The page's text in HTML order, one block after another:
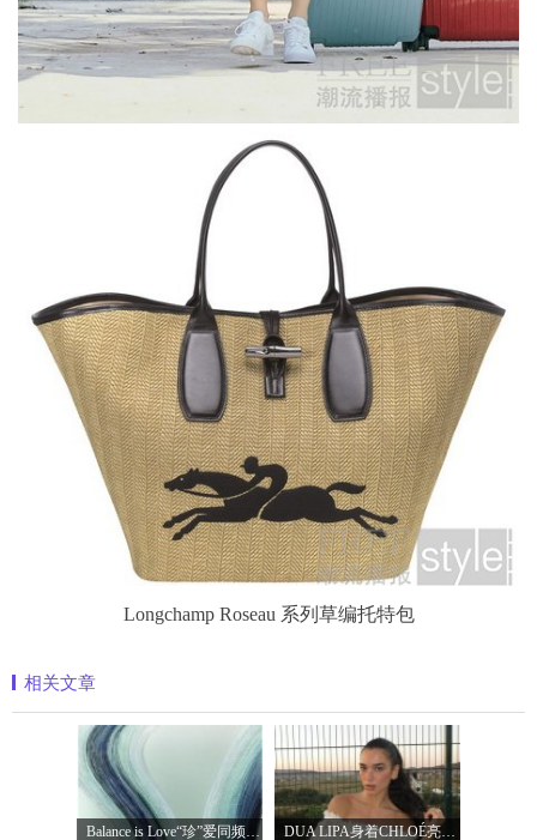
Longchamp Roseau 系列草编托特包
相关文章
Balance is Love“珍”爱同频 耀启七夕 TASA DUA LIPA身着CHLOÉ亮相 2026 SUNNY HILL 音乐节